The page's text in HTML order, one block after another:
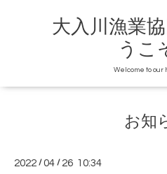
大入川漁業
うこ
Welcome to our
お知
2022 /04 / 26 10:34